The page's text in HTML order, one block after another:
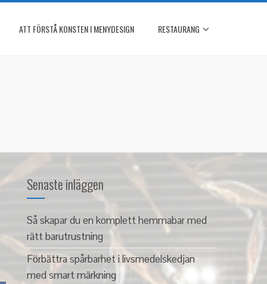
ATT FÖRSTÅ KONSTEN I MENYDESIGN RESTAURANG
Senaste inläggen
Så skapar du en komplett hemmabar med
rätt barutrustning
Förbättra spårbarhet i livsmedelskedjan
med smart märkning